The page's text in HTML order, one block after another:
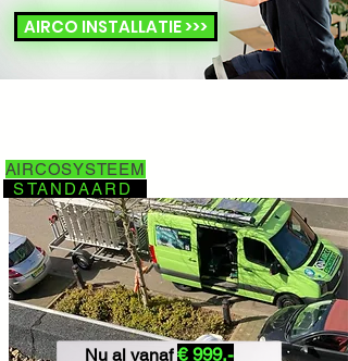
AIRCO INSTALLATIE >>>
AIRCOSYSTEEM
STANDAARD
Nu al vanaf€ 999,-